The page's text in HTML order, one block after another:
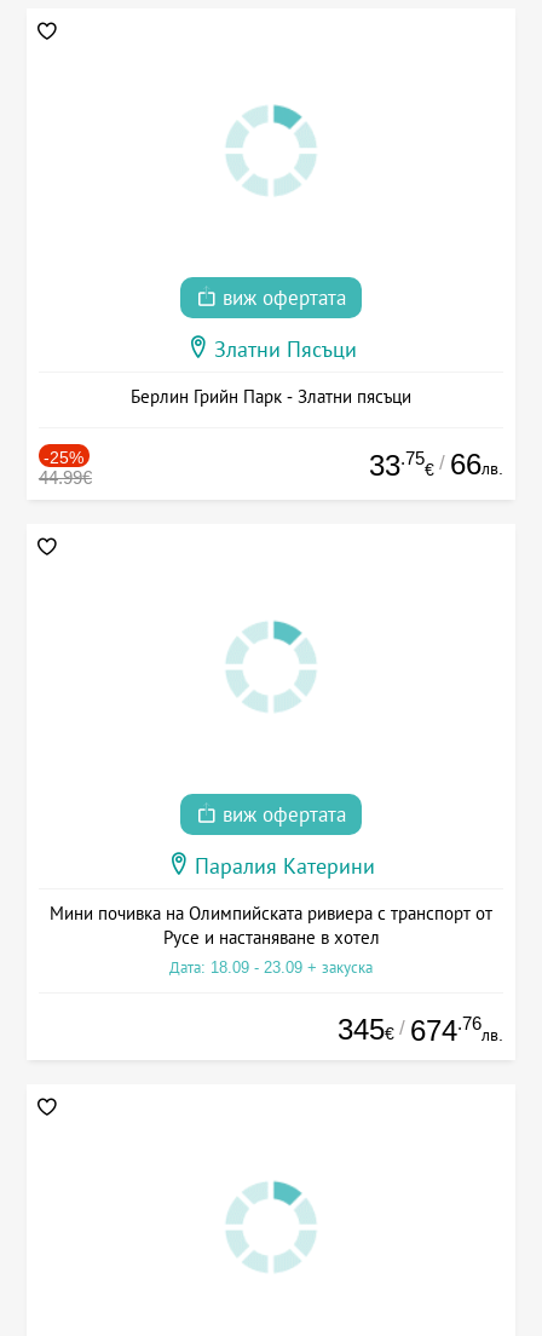
виж офертата
Златни Пясъци
Берлин Грийн Парк - Златни пясъци
-25%
44.99€ 33.75
€ / 66лв.
виж офертата
Паралия Катерини
Мини почивка на Олимпийската ривиера с транспорт от
Русе и настаняване в хотел
Дата: 18.09 - 23.09 + закуска
345€ / 674.76
лв.